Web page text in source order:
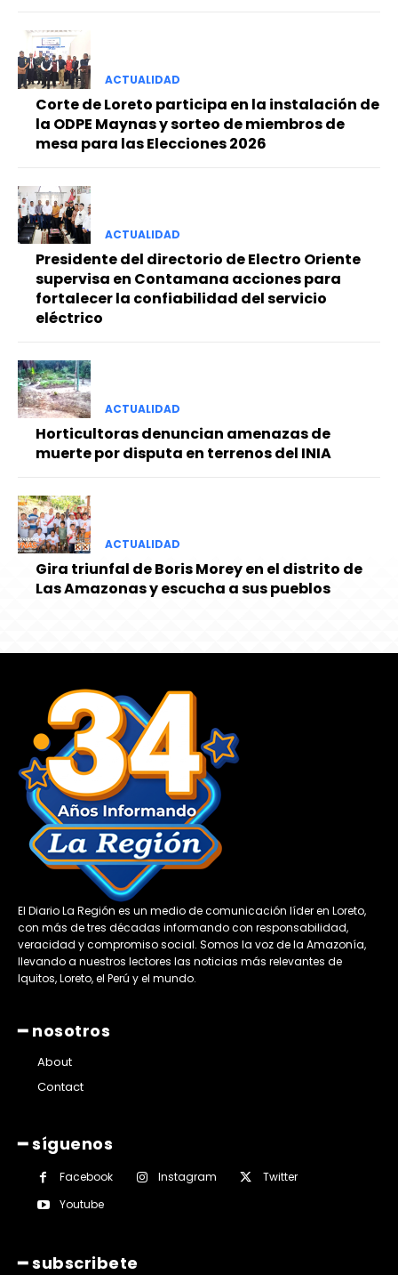
ACTUALIDAD
Corte de Loreto participa en la instalación de
la ODPE Maynas y sorteo de miembros de
mesa para las Elecciones 2026
ACTUALIDAD
Presidente del directorio de Electro Oriente
supervisa en Contamana acciones para
fortalecer la confiabilidad del servicio
eléctrico
ACTUALIDAD
Horticultoras denuncian amenazas de
muerte por disputa en terrenos del INIA
ACTUALIDAD
Gira triunfal de Boris Morey en el distrito de
Las Amazonas y escucha a sus pueblos
El Diario La Región es un medio de comunicación líder en Loreto,
con más de tres décadas informando con responsabilidad,
veracidad y compromiso social. Somos la voz de la Amazonía,
llevando a nuestros lectores las noticias más relevantes de
Iquitos, Loreto, el Perú y el mundo.
━ nosotros
About
Contact
━ síguenos
Facebook Instagram
Twitter
Youtube
━ subscribete